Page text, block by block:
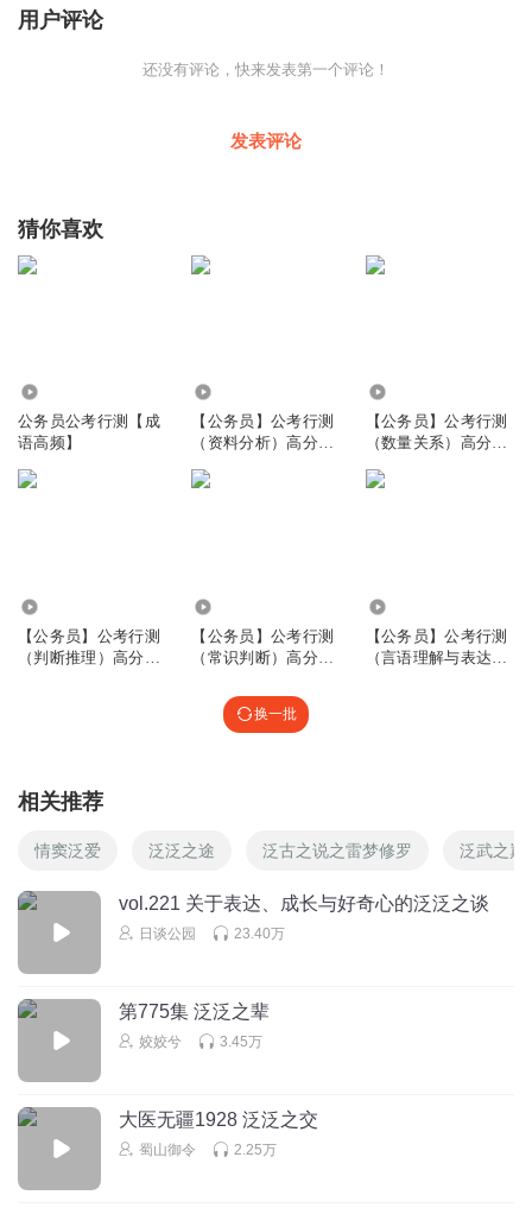
用户评论
还没有评论，快来发表第一个评论！
发表评论
猜你喜欢
公务员公考行测【成
语高频】
【公务员】公考行测
（资料分析）高分模
【公务员】公考行测
（数量关系）高分模
【公务员】公考行测
（判断推理）高分模
【公务员】公考行测
（常识判断）高分模
【公务员】公考行测
（言语理解与表达）
换一批
相关推荐
情窦泛爱 泛泛之途 泛古之说之雷梦修罗 泛武之巅
vol.221 关于表达、成长与好奇心的泛泛之谈
日谈公园 23.40万
第775集 泛泛之辈
姣姣兮 3.45万
大医无疆1928 泛泛之交
蜀山御令 2.25万